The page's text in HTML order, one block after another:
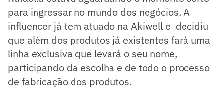
para ingressar no mundo dos negócios. A
influencer já tem atuado na Akiwell e decidiu
que além dos produtos já existentes fará uma
linha exclusiva que levará o seu nome,
participando da escolha e de todo o processo
de fabricação dos produtos.